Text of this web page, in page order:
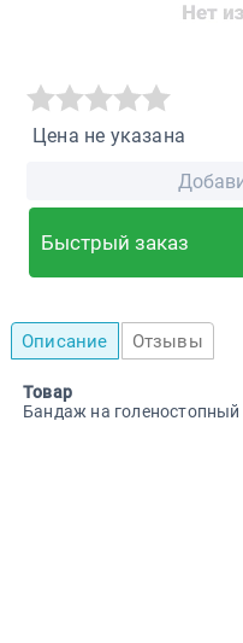
Цена не указана
Быстрый заказ
Описание Отзывы
Товар
Бандаж на голеностопный